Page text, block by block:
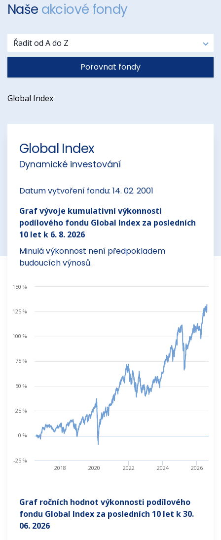
Naše akciové fondy
Řazení fondů:
Řadit od A do Z
Porovnat fondy
Global Index
Global Index
Dynamické investování
Datum vytvoření fondu: 14. 02. 2001
Graf vývoje kumulativní výkonnosti
podílového fondu Global Index za posledních
10 let k 6. 8. 2026
Minulá výkonnost není předpokladem
budoucích výnosů.
2018 2020 2022 2024 2026
-25 %
0 %
25 %
50 %
75 %
100 %
125 %
150 %
Graf ročních hodnot výkonnosti podílového
fondu Global Index za posledních 10 let k30.
06. 2026